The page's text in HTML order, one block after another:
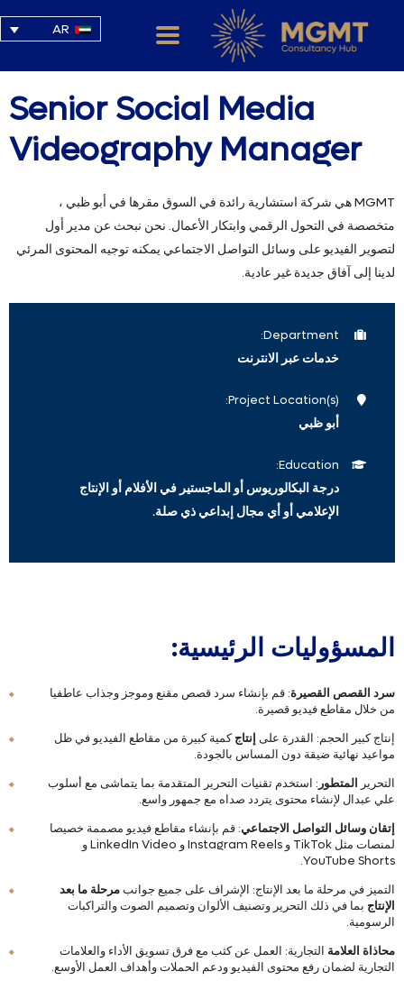
AR
Senior Social Media
Videography Manager
MGMT هي شركة استشارية رائدة في السوق مقرها في أبو ظبي ،
متخصصة في التحول الرقمي وابتكار الأعمال. نحن نبحث عن مدير أول
لتصوير الفيديو على وسائل التواصل الاجتماعي يمكنه توجيه المحتوى المرئي
لدينا إلى آفاق جديدة غير عادية.
Department:
خدمات عبر الانترنت
Project Location(s):
أبو ظبي
Education:
درجة البكالوريوس أو الماجستير في الأفلام أو الإنتاج
الإعلامي أو أي مجال إبداعي ذي صلة.
المسؤوليات الرئيسية:
سرد القصص القصيرة: قم بإنشاء سرد قصص مقنع وموجز وجذاب عاطفيا
من خلال مقاطع فيديو قصيرة.
إنتاج كبير الحجم: القدرة على إنتاجكمية كبيرة من مقاطع الفيديو في ظل
مواعيد نهائية ضيقة دون المساس بالجودة.
التحرير المتطور : استخدم تقنيات التحرير المتقدمة بما يتماشى مع أسلوب
علي عبدال لإنشاء محتوى يتردد صداه مع جمهور واسع.
إتقان وسائل التواصل الاجتماعي: قم بإنشاء مقاطع فيديو مصممة خصيصا
لمنصات مثل TikTok و Instagram Reels و LinkedIn Video و
YouTube Shorts.
التميز في مرحلة ما بعد الإنتاج: الإشراف على جميع جوانبمرحلة ما بعد
الإنتاج بما في ذلك التحرير وتصنيف الألوان وتصميم الصوت والتراكبات
الرسومية.
محاذاة العلامة التجارية: العمل عن كثب مع فرق تسويق الأداء والعلامات
التجارية لضمان رفع محتوى الفيديو ودعم الحملات وأهداف العمل الأوسع.